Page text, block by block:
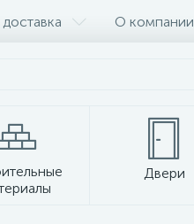
О компании
Двери